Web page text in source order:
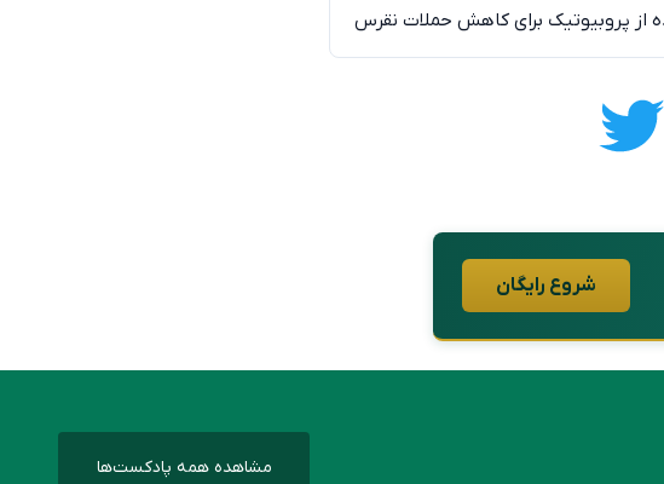
از پروبیوتیک‌ برای کاهش حملات نقرس
شروع رایگان
مشاهده همه پادکست‌ها